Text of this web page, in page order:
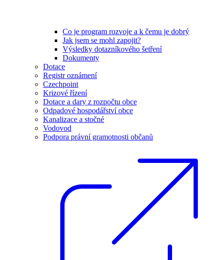
Co je program rozvoje a k čemu je dobrý
Jak jsem se mohl zapojit?
Výsledky dotazníkového šetření
Dokumenty
Dotace
Registr oznámení
Czechpoint
Krizové řízení
Dotace a dary z rozpočtu obce
Odpadové hospodářství obce
Kanalizace a stočné
Vodovod
Podpora právní gramotnosti občanů